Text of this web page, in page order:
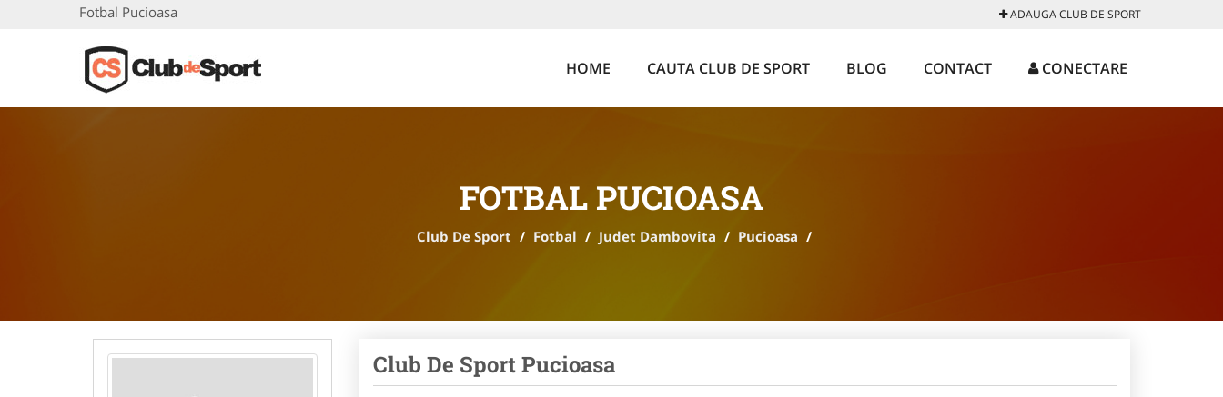
Fotbal Pucioasa ADAUGA CLUB DE SPORT
HOME CAUTA CLUB DE SPORT BLOG CONTACT CONECTARE
FOTBAL PUCIOASA
Club De Sport / Fotbal / Judet Dambovita / Pucioasa /
Club De Sport Pucioasa